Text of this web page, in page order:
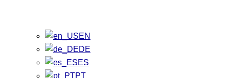
EN
DE
ES
PT